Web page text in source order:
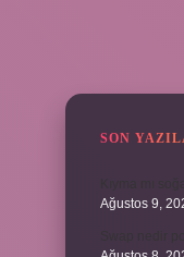
SON
Ağustos 9,